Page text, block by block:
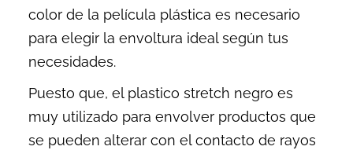
color de la película plástica es necesario
para elegir la envoltura ideal según tus
necesidades.
Puesto que, el plastico stretch negro es
muy utilizado para envolver productos que
se pueden alterar con el contacto de rayos